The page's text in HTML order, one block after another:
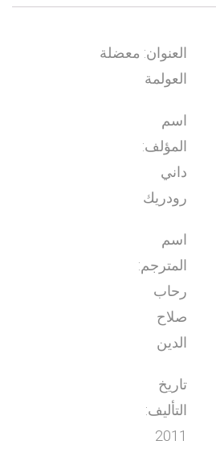
العنوان: معضلة
العولمة
اسم
المؤلف:
داني
رودريك
اسم
المترجم:
رحاب
صلاح
الدين
تاريخ
التأليف:
2011